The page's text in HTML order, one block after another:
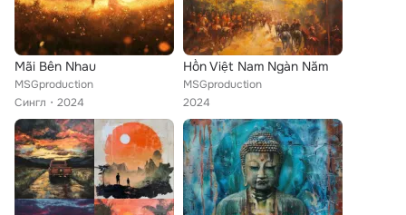
Mãi Bên Nhau
MSGproduction
Сингл
2024
Hồn Việt Nam Ngàn Năm
MSGproduction
2024